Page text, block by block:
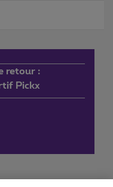
retour :
Pickx